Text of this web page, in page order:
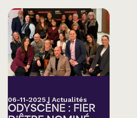
06-11-2025 | Actualités
ODYSCÈNE : FIER